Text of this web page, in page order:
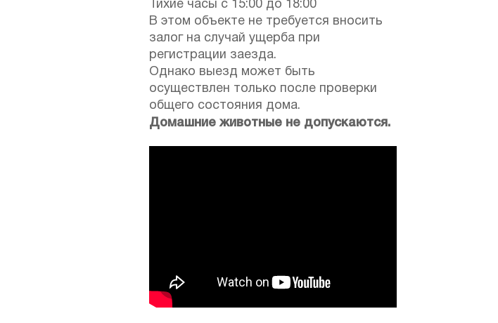
Тихие часы с 15:00 до 18:00
В этом объекте не требуется вносить
залог на случай ущерба при
регистрации заезда.
Однако выезд может быть
осуществлен только после проверки
общего состояния дома.
Домашние животные не допускаются.